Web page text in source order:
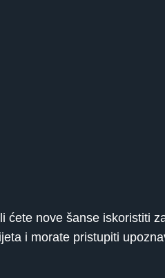
ćete nove šanse iskoristiti
i morate pristupiti